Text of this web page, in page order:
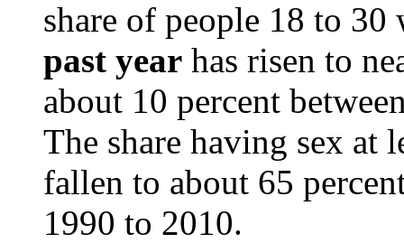
share of people 18 to
past year has risen to
about 10 percent
The share having sex at
fallen to about 65
1990 to 2010.